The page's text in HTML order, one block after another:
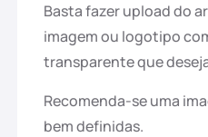
Basta fazer upload do
imagem ou logotipo
transparente que
Recomenda-se uma
bem definidas.